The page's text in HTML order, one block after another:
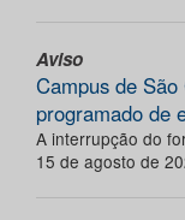
Aviso
Campus de
programado de
A interrupção do
15 de agosto de